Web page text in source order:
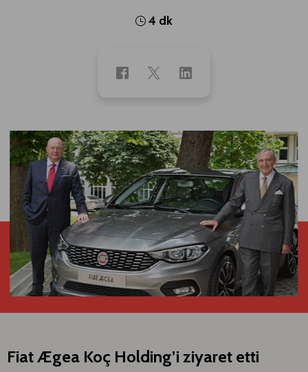
4 dk
Fiat Ægea Koç Holding’i ziyaret etti